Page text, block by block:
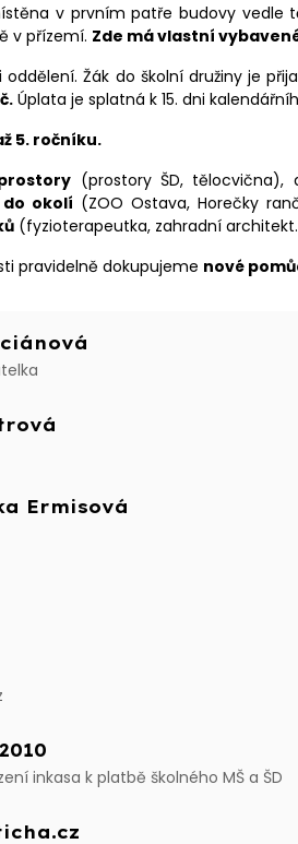
v prvním patře budovy vedle
v přízemí. Zde má vlastní
oddělení. Žák do školní družiny je
Úplata je splatná k 15. dni
5. ročníku.
(prostory ŠD,
okolí (ZOO Ostava, Horečky
(fyzioterapeutka, zahradní
pravidelně dokupujeme nové
Ermisová
inkasa k platbě školného MŠ a ŠD